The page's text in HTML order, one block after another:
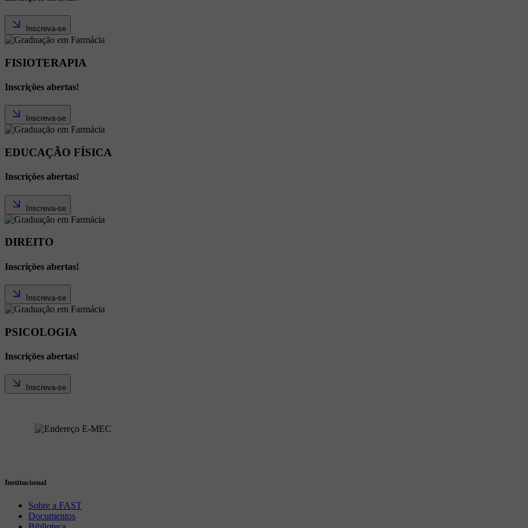
Inscreva-se
FISIOTERAPIA
Inscrições abertas!
Inscreva-se
EDUCAÇÃO FÍSICA
Inscrições abertas!
Inscreva-se
DIREITO
Inscrições abertas!
Inscreva-se
PSICOLOGIA
Inscrições abertas!
Inscreva-se
Institucional
Sobre a FAST
Documentos